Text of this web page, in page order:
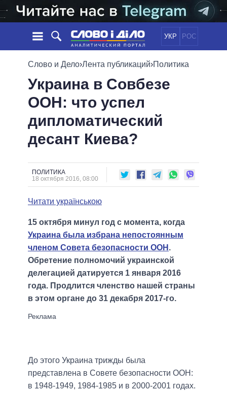
УКР РОС
НОВОСТИ
ЛЕНТА
СОБЫТИЯ
СТАТЬИ
ОБЗОРЫ
ДАЙДЖЕСТЫ
ПОЛИТИКА
ЭКОНОМИКА
ОБЩЕСТВО
ОБЕЩАНИЯ
ПОЛИТИКИ
ВСЕ ПОЛИТИКИ
ПРЕЗИДЕНТ И ОФИС
ВЕРХОВНАЯ РАДА
КАБИНЕТ МИНИСТРОВ
МЭРЫ
ВСЕ ПЕРСОНЫ
ПОДДЕРЖАТЬ
СРАВНЕНИЕ ПОЛИТИКОВ
Слово и Дело›Лента публикаций›Политика
Украина в Совбезе
ООН: что успел
дипломатический
десант Киева?
ПОЛИТИКА
18 октября 2016, 08:00
Читати українською
15 октября минул год с момента, когда
Украина была избрана непостоянным
членом Совета безопасности ООН .
Обретение полномочий украинской
делегацией датируется 1 января 2016
года. Продлится членство нашей страны
в этом органе до 31 декабря 2017-го.
До этого Украина трижды была
представлена в Совете безопасности ООН:
в 1948-1949, 1984-1985 и в 2000-2001 годах.